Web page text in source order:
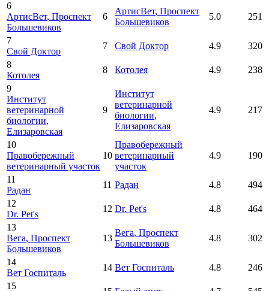
6
АртисВет, Проспект
Большевиков
6
АртисВет, Проспект
Большевиков
5.0 251
7
Свой Доктор
7 Свой Доктор 4.9
320
8
Котолея
8 Котолея 4.9
238
9
Институт
ветеринарной
биологии,
Елизаровская
9
Институт
ветеринарной
биологии,
Елизаровская
4.9 217
10
Правобережный
ветеринарный участок
10
Правобережный
ветеринарный
участок
4.9 190
11
Радан
11 Радан 4.8
494
12
Dr. Pet's
12 Dr. Pet's 4.8
464
13
Вега, Проспект
Большевиков
13
Вега, Проспект
Большевиков
4.8 302
14
Вет Госпиталь
14 Вет Госпиталь 4.8
246
15